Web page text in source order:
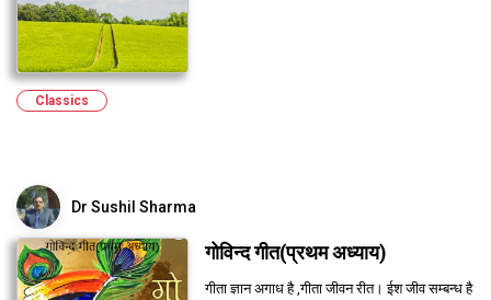
Classics
Dr Sushil Sharma
गोविन्द गीत(प्रथम अध्याय)
गीता ज्ञान अगाध है ,गीता जीवन रीत। ईश जीव सम्बन्ध है